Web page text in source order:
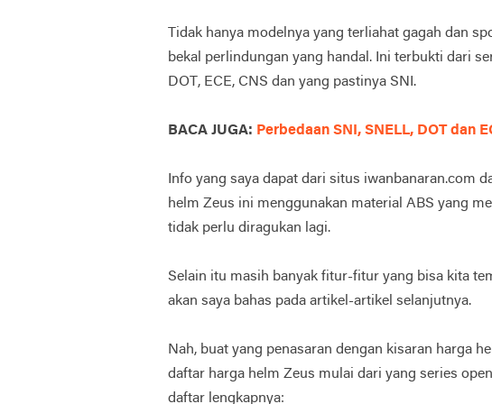
Tidak hanya modelnya yang terliahat gagah dan
bekal perlindungan yang handal. Ini terbukti dari
DOT, ECE, CNS dan yang pastinya SNI.
BACA JUGA: Perbedaan SNI, SNELL, DOT dan
Info yang saya dapat dari situs iwanbanaran.com
helm Zeus ini menggunakan material ABS yang
tidak perlu diragukan lagi.
Selain itu masih banyak fitur-fitur yang bisa kita
akan saya bahas pada artikel-artikel selanjutnya.
Nah, buat yang penasaran dengan kisaran harga
daftar harga helm Zeus mulai dari yang series
daftar lengkapnya: